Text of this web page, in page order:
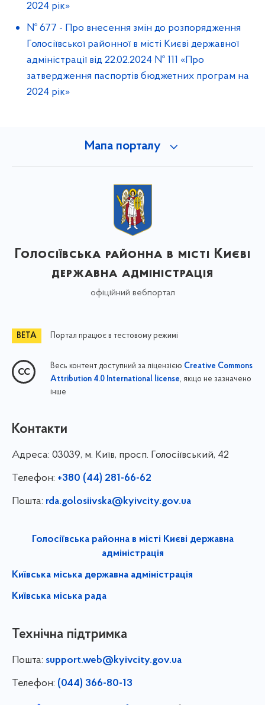
2024 рік»
№ 677 - Про внесення змін до розпорядження
Голосіївської районної в місті Києві державної
адміністрації від 22.02.2024 № 111 «Про
затвердження паспортів бюджетних програм на
2024 рік»
Мапа порталу
Голосіївська районна в місті Києві
державна адміністрація
офіційний вебпортал
Портал працює в тестовому режимі
Весь контент доступний за ліцензією Creative Commons
Attribution 4.0 International license, якщо не зазначено
інше
Контакти
Адреса: 03039, м. Київ, просп. Голосіївський, 42
Телефон: +380 (44) 281-66-62
Пошта: rda.golosiivska@kyivcity.gov.ua
Голосіївська районна в місті Києві державна
адміністрація
Київська міська державна адміністрація
Київська міська рада
Технічна підтримка
Пошта: support.web@kyivcity.gov.ua
Телефон: (044) 366-80-13